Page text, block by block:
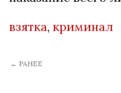
взятка, криминал
← РАНЕЕ